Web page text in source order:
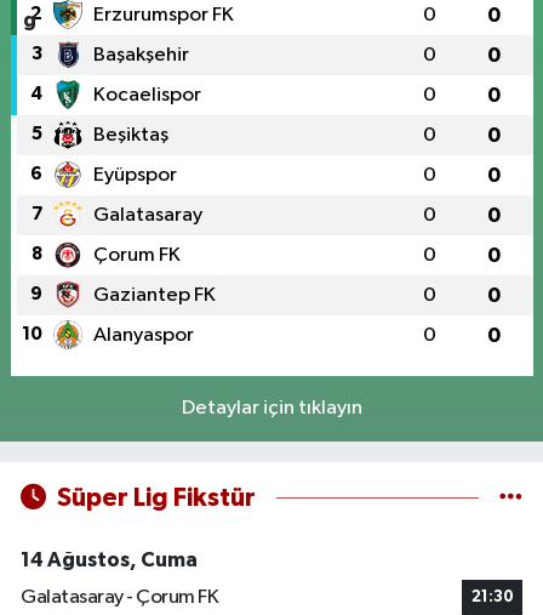
2 Erzurumspor FK 0 0
3 Başakşehir 0 0
4 Kocaelispor 0 0
5 Beşiktaş 0 0
6 Eyüpspor 0 0
7 Galatasaray 0 0
8 Çorum FK 0 0
9 Gaziantep FK 0 0
10 Alanyaspor 0 0
Detaylar için tıklayın
Süper Lig Fikstür
14 Ağustos, Cuma
Galatasaray - Çorum FK
21:30